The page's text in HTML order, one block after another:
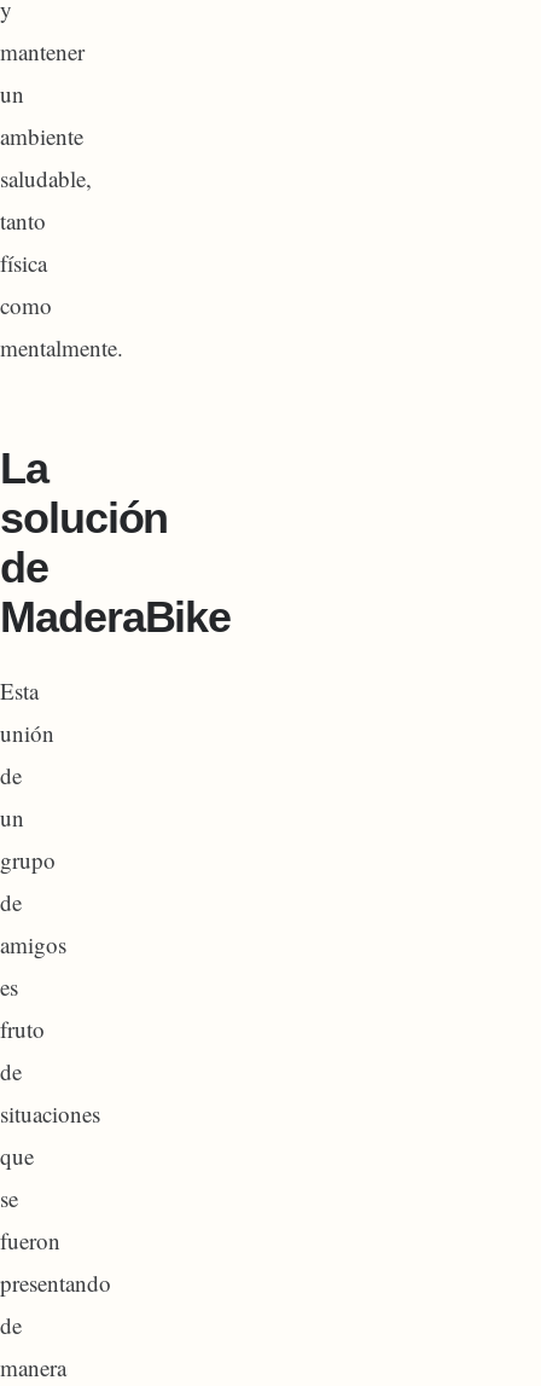
y
mantener
un
ambiente
saludable,
tanto
física
como
mentalmente.
La
solución
de
MaderaBike
Esta
unión
de
un
grupo
de
amigos
es
fruto
de
situaciones
que
se
fueron
presentando
de
manera